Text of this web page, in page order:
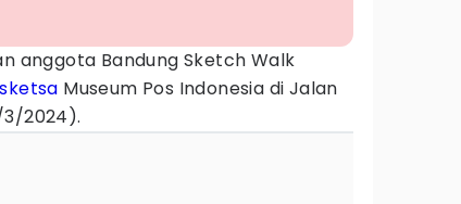
anggota Bandung Sketch Walk
sketsa Museum Pos Indonesia di Jalan
3/2024).